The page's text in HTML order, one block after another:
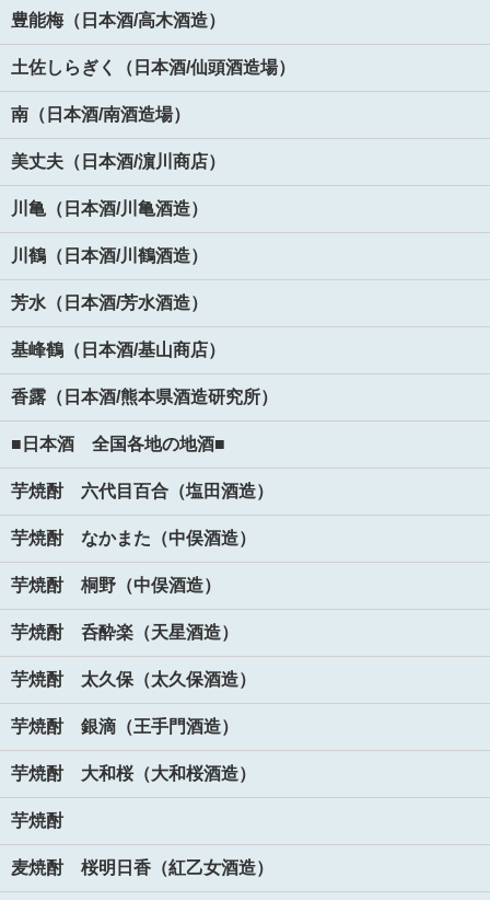
豊能梅（日本酒/高木酒造）
土佐しらぎく（日本酒/仙頭酒造場）
南（日本酒/南酒造場）
美丈夫（日本酒/濵川商店）
川亀（日本酒/川亀酒造）
川鶴（日本酒/川鶴酒造）
芳水（日本酒/芳水酒造）
基峰鶴（日本酒/基山商店）
香露（日本酒/熊本県酒造研究所）
■日本酒 全国各地の地酒■
芋焼酎 六代目百合（塩田酒造）
芋焼酎 なかまた（中俣酒造）
芋焼酎 桐野（中俣酒造）
芋焼酎 呑酔楽（天星酒造）
芋焼酎 太久保（太久保酒造）
芋焼酎 銀滴（王手門酒造）
芋焼酎 大和桜（大和桜酒造）
芋焼酎
麦焼酎 桜明日香（紅乙女酒造）